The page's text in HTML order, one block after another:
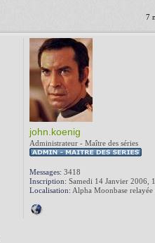
7
john.koenig
Administrateur - Maître des séries
Messages: 3418
Inscription: Samedi 14 Janvier 2006,
Localisation: Alpha Moonbase